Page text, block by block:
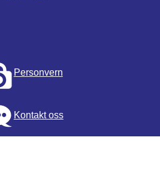
Personvern
Kontakt oss